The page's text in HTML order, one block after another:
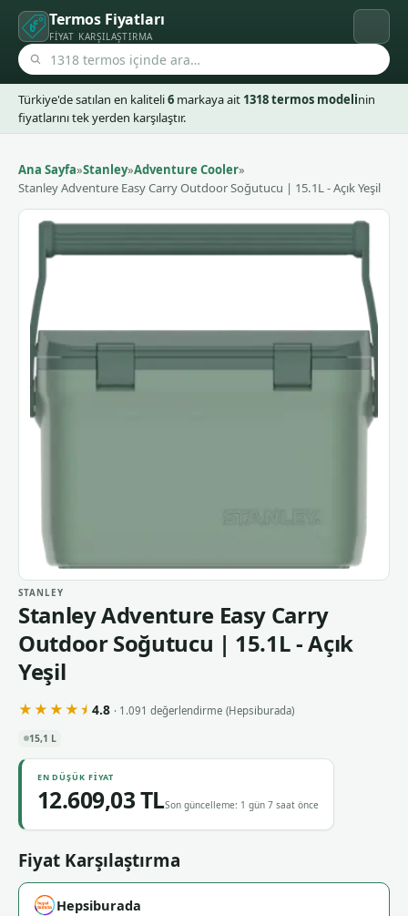
Termos Fiyatları
FIYAT KARŞILAŞTIRMA
Türkiye'de satılan en kaliteli6 markaya ait 1318 termos modelinin
fiyatlarını tek yerden karşılaştır.
Ana Sayfa»Stanley»Adventure Cooler»
Stanley Adventure Easy Carry Outdoor Soğutucu | 15.1L - Açık Yeşil
STANLEY
Stanley Adventure Easy Carry
Outdoor Soğutucu | 15.1L - Açık
Yeşil
★★★★⯨ 4.8 · 1.091 değerlendirme (Hepsiburada)
15,1 L
EN DÜŞÜK FIYAT
12.609,03 TLSon güncelleme: 1 gün 7 saat önce
Fiyat Karşılaştırma
Hepsiburada